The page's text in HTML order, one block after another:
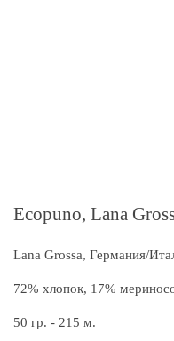
Ecopuno, Lana
Lana Grossa, Германия/
72% хлопок, 17%
50 гр. - 215 м.